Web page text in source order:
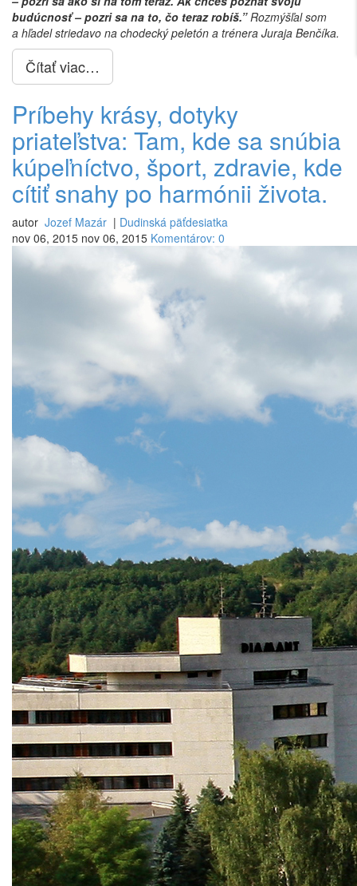
budúcnosť – pozri sa na to, čo teraz robíš.”Rozmýšľal som
a hľadel striedavo na chodecký peletón a trénera Juraja Benčíka.
Čítať viac…
Príbehy krásy, dotyky
priateľstva: Tam, kde sa snúbia
kúpeľníctvo, šport, zdravie, kde
cítiť snahy po harmónii života.
autor Jozef Mazár | Dudinská päťdesiatka
nov 06, 2015 nov 06, 2015 Komentárov: 0